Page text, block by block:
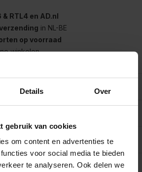
Details Over
gebruik van cookies
om content en advertenties te
voor social media te bieden
te analyseren. Ook delen we
& RTL4 en AD.nl
in NL-BE
op voorraad
winkelen
gram
15.00 uur besteld, dezelfde dag